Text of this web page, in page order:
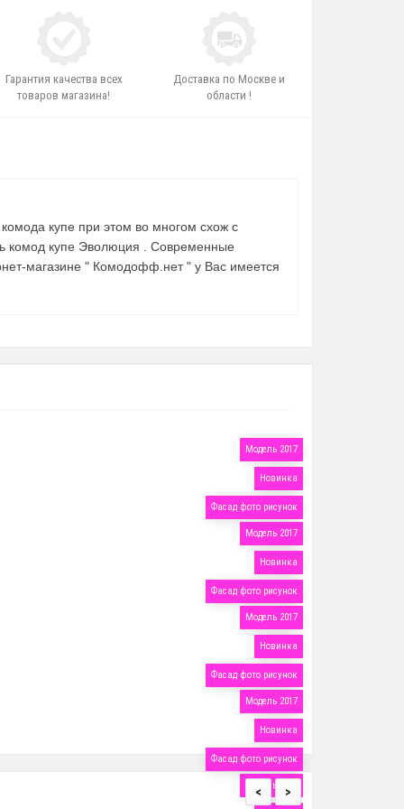
Гарантия качества всех
товаров магазина!
Доставка по Москве и
области !
купе при этом во многом схож с
комод купе Эволюция . Современные
магазине " Комодофф.нет " у Вас имеется
Модель 2017
Новинка
Фасад фото рисунок
Модель 2017
Новинка
Фасад фото рисунок
Модель 2017
Новинка
Фасад фото рисунок
Модель 2017
Новинка
Фасад фото рисунок
Модель 2017
< >